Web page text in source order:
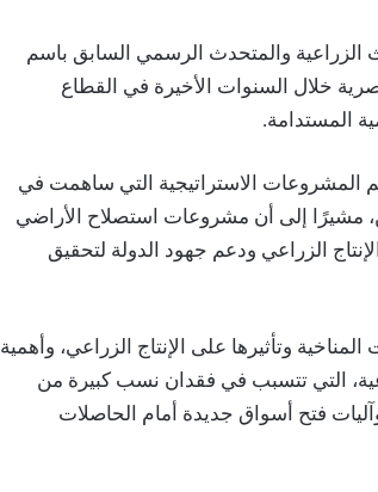
الزراعية والمتحدث الرسمي السابق باسم
خلال السنوات الأخيرة في القطاع
المستدامة.
المشروعات الاستراتيجية التي ساهمت في
مشيرًا إلى أن مشروعات استصلاح الأراضي
الزراعي ودعم جهود الدولة لتحقيق
وتأثيرها على الإنتاج الزراعي، وأهمية
التي تتسبب في فقدان نسب كبيرة من
فتح أسواق جديدة أمام الحاصلات